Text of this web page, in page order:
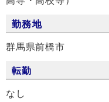
勤務地
群馬県前橋市
転勤
なし